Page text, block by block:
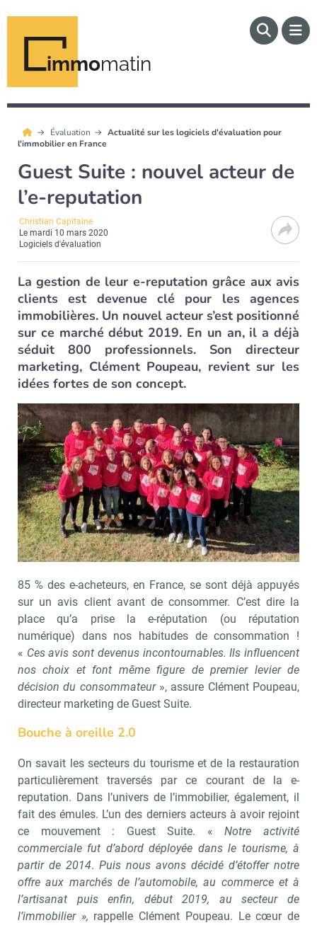
immomatin
Évaluation
Actualité sur les logiciels d'évaluation pour
l'immobilier en France
Guest Suite : nouvel acteur de
l’e-reputation
Christian Capitaine
Lemardi 10 mars 2020
Logiciels d'évaluation
La gestion de leur e-reputation grâce aux avis
clients est devenue clé pour les agences
immobilières. Un nouvel acteur s’est positionné
sur ce marché début 2019. En un an, il a déjà
séduit 800 professionnels. Son directeur
marketing, Clément Poupeau, revient sur les
idées fortes de son concept.
85 % des e-acheteurs, en France, se sont déjà appuyés
sur un avis client avant de consommer. C’est dire la
place qu’a prise la e-réputation (ou réputation
numérique) dans nos habitudes de consommation !
« Ces avis sont devenus incontournables. Ils influencent
nos choix et font même figure de premier levier de
décision du consommateur», assure Clément Poupeau,
directeur marketing de Guest Suite.
Bouche à oreille 2.0
On savait les secteurs du tourisme et de la restauration
particulièrement traversés par ce courant de la e-
reputation. Dans l’univers de l’immobilier, également, il
fait des émules. L’un des derniers acteurs à avoir rejoint
ce mouvement : Guest Suite. «Notre activité
commerciale fut d’abord déployée dans le tourisme, à
partir de 2014. Puis nous avons décidé d’étoffer notre
offre aux marchés de l’automobile, au commerce et à
l’artisanat puis enfin, début 2019, au secteur de
l’immobilier », rappelle Clément Poupeau. Le cœur de